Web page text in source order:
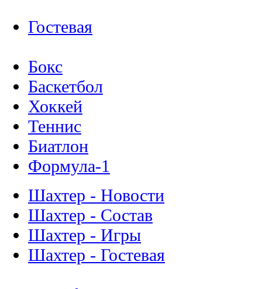
Гостевая
Бокс
Баскетбол
Хоккей
Теннис
Биатлон
Формула-1
Шахтер - Новости
Шахтер - Состав
Шахтер - Игры
Шахтер - Гостевая